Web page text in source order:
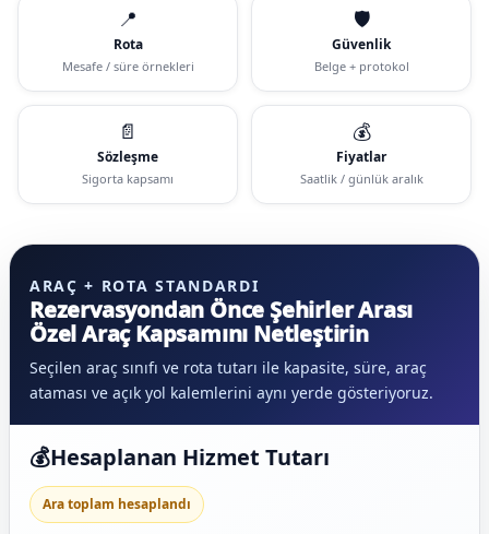
📍
Rota
Mesafe / süre örnekleri
🛡️
Güvenlik
Belge + protokol
📄
Sözleşme
Sigorta kapsamı
💰
Fiyatlar
Saatlik / günlük aralık
ARAÇ + ROTA STANDARDI
Rezervasyondan Önce Şehirler Arası
Özel Araç Kapsamını Netleştirin
Seçilen araç sınıfı ve rota tutarı ile kapasite, süre, araç
ataması ve açık yol kalemlerini aynı yerde gösteriyoruz.
💰Hesaplanan Hizmet Tutarı
Ara toplam hesaplandı